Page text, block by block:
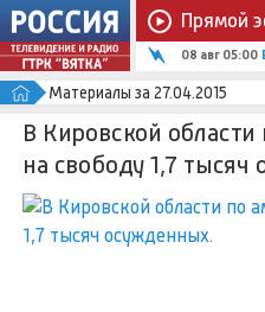
Прямой
08 авг 05:00
Материалы за 27.04.2015
В Кировской
на свободу 1,7 тысяч